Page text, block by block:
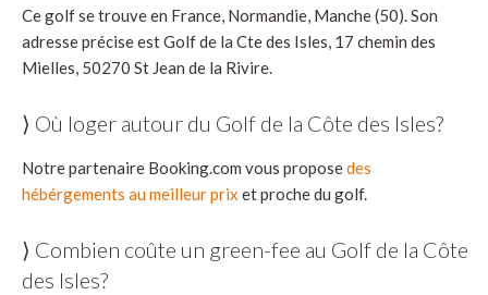
Ce golf se trouve en France, Normandie, Manche (50). Son
adresse précise est Golf de la Cte des Isles, 17 chemin des
Mielles, 50270 St Jean de la Rivire.
⟩ Où loger autour du Golf de la Côte des Isles?
Notre partenaire Booking.com vous proposedes
hébérgements au meilleur prix et proche du golf.
⟩ Combien coûte un green-fee au Golf de la Côte
des Isles?